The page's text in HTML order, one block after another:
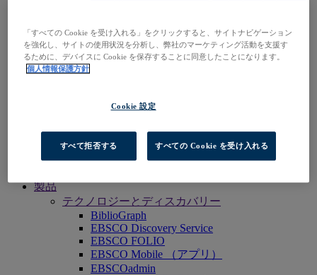
貴社が手掛けるコンテンツやサービスの認
知度を広げ、既存、もしくは新規の市場で
弊社製品にアクセスし検索を始めましょ
EBSCOhost にアクセス
製品
テクノロジーとディスカバリー
BiblioGraph
EBSCO Discovery Service
EBSCO FOLIO
EBSCO Mobile （アプリ）
EBSCOadmin
「すべての Cookie を受け入れる」をクリックすると、サイトナビゲーション
を強化し、サイトの使用状況を分析し、弊社のマーケティング活動を支援す
るために、デバイスに Cookie を保存することに同意したことになります。
個人情報保護方針
Cookie 設定
すべて拒否する すべての Cookie を受け入れる